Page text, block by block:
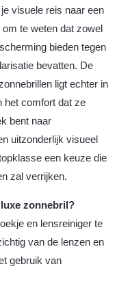
visuele reis naar een
te weten dat zowel
bieden tegen
bevatten. De
ligt echter in
het comfort dat ze
bent naar
uitzonderlijk visueel
een keuze die
zal verrijken.
zonnebril?
en lensreiniger te
van de lenzen en
gebruik van